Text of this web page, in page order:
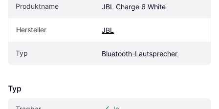
Produktname JBL Charge 6 White
Hersteller JBL
Typ Bluetooth-Lautsprecher
Typ